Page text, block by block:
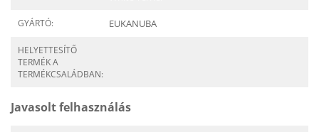
GYÁRTÓ: EUKANUBA
HELYETTESÍTŐ
TERMÉK A
TERMÉKCSALÁDBAN:
Javasolt felhasználás